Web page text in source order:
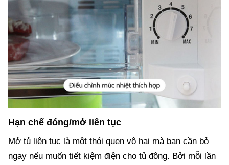
Hạn chế đóng/mở liên tục
Mở tủ liên tục là một thói quen vô hại mà bạn cần bỏ
ngay nếu muốn tiết kiệm điện cho tủ đông. Bởi mỗi lần